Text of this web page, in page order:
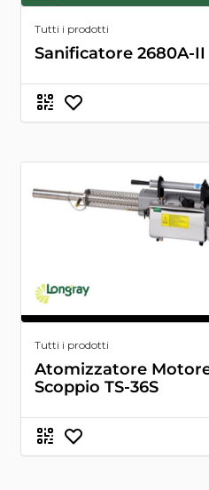
Tutti i prodotti
Sanificatore 2680A-II
Tutti i prodotti
Atomizzatore
Scoppio TS-36S